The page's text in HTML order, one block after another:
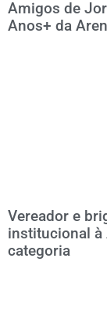
Amigos de
Anos+ da
Vereador e
institucional à
categoria